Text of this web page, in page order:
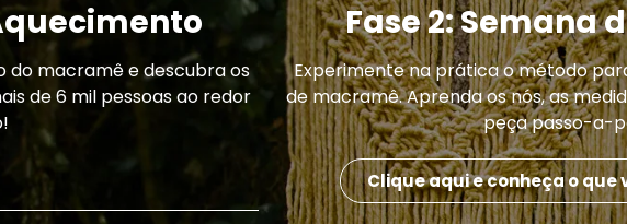
do macramê e descubra os
de 6 mil pessoas ao redor
Fase 2: Semana
Experimente na prática o método
de macramê. Aprenda os nós, as
peça passo-a-
Clique aqui e conheça o que